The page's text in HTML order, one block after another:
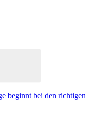
beginnt bei den richtigen